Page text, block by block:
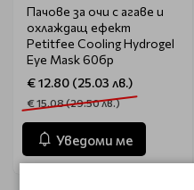
Пачове за очи с агаве и
охлаждащ ефект
Petitfеe Cooling Hydrogel
Eye Mask 60бр
€ 12.80 (25.03 лв.)
€ 15.08 (29.50 лв.)
Уведоми ме